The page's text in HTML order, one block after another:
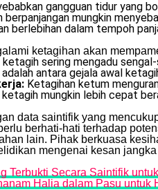
gangguan tidur yang
mungkin
berlebihan dalam tempoh
ketagihan akan
sering mengadu
antara gejala awal
Ketagihan ketum
mungkin lebih cepat
data saintifik yang
berhati-hati terhadap
lain. Pihak berkuasa
mengenai kesan
Terbukti Secara Saintifik
Halia dalam Pasu untuk